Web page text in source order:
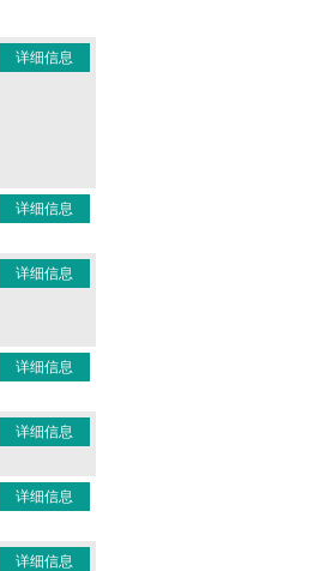
详细信息
详细信息
详细信息
详细信息
详细信息
详细信息
详细信息